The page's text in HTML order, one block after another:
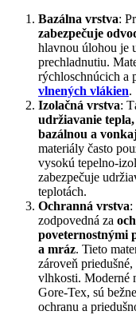
Bazálna vrstva:
zabezpečuje
hlavnou úlohou je
prechladnutiu.
rýchloschnúcich a
vlnených vlákien.
Izolačná vrstva:
udržiavanie
bazálnou a
materiály často
vysokú tepelno-
zabezpečuje
teplotách.
Ochranná vrstva:
zodpovedná za
poveternostnými
a mráz. Tieto
zároveň
vlhkosti. Moderné
Gore-Tex, sú
ochranu a